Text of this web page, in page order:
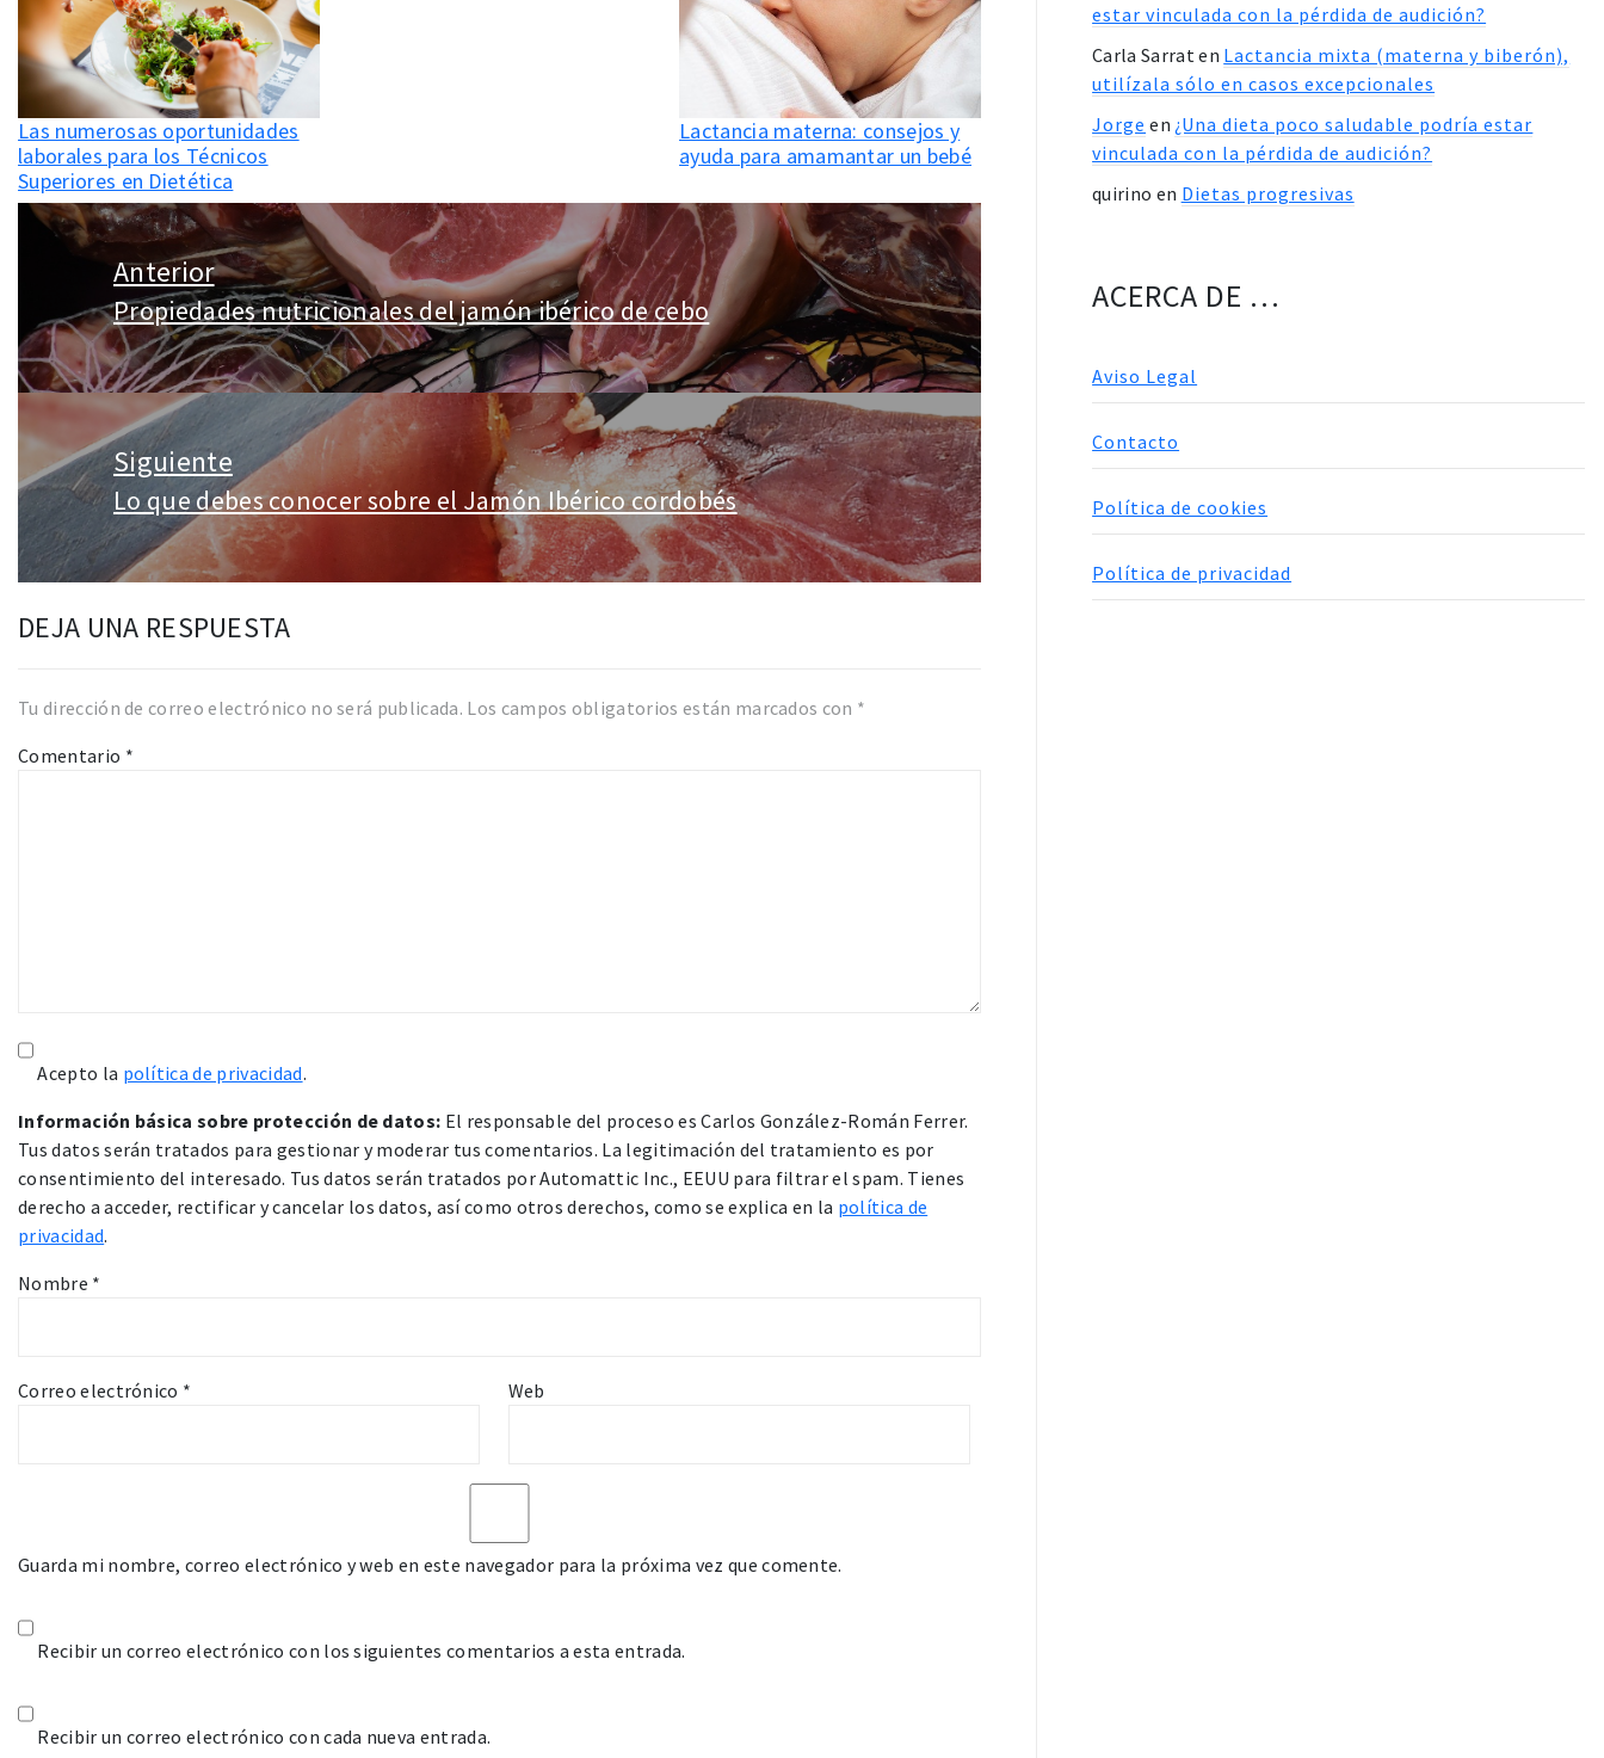
Las numerosas oportunidades
laborales para los Técnicos
Superiores en Dietética
Lactancia materna: consejos y
ayuda para amamantar un bebé
Navegación
entradas
Anterior
Entrada
anterior:
Propiedades nutricionales del jamón ibérico de cebo
Siguiente
Entrada
siguiente:
Lo que debes conocer sobre el Jamón Ibérico cordobés
DEJA UNA RESPUESTA
Tu dirección de correo electrónico no será publicada. Los campos obligatorios están marcados con *
Comentario *
Acepto la política de privacidad.
Información básica sobre protección de datos: El responsable del proceso es Carlos González-Román Ferrer.
Tus datos serán tratados para gestionar y moderar tus comentarios. La legitimación del tratamiento es por
consentimiento del interesado. Tus datos serán tratados por Automattic Inc., EEUU para filtrar el spam. Tienes
derecho a acceder, rectificar y cancelar los datos, así como otros derechos, como se explica en la política de
privacidad.
Nombre *
Correo electrónico * Web
Guarda mi nombre, correo electrónico y web en este navegador para la próxima vez que comente.
Recibir un correo electrónico con los siguientes comentarios a esta entrada.
Recibir un correo electrónico con cada nueva entrada.
estar vinculada con la pérdida de audición?
Carla Sarraten Lactancia mixta (materna y biberón),
utilízala sólo en casos excepcionales
Jorge en ¿Una dieta poco saludable podría estar
vinculada con la pérdida de audición?
quirino en Dietas progresivas
ACERCA DE …
Aviso Legal
Contacto
Política de cookies
Política de privacidad